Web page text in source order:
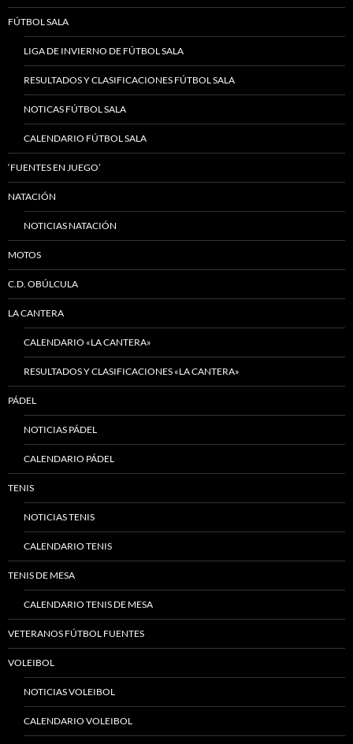
FÚTBOL SALA
LIGA DE INVIERNO DE FÚTBOL SALA
RESULTADOS Y CLASIFICACIONES FÚTBOL SALA
NOTICAS FÚTBOL SALA
CALENDARIO FÚTBOL SALA
‘FUENTES EN JUEGO’
NATACIÓN
NOTICIAS NATACIÓN
MOTOS
C.D. OBÚLCULA
LA CANTERA
CALENDARIO «LA CANTERA»
RESULTADOS Y CLASIFICACIONES «LA CANTERA»
PÁDEL
NOTICIAS PÁDEL
CALENDARIO PÁDEL
TENIS
NOTICIAS TENIS
CALENDARIO TENIS
TENIS DE MESA
CALENDARIO TENIS DE MESA
VETERANOS FÚTBOL FUENTES
VOLEIBOL
NOTICIAS VOLEIBOL
CALENDARIO VOLEIBOL